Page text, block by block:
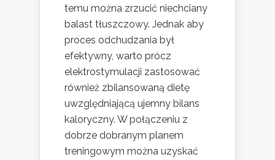
temu można zrzucić niechciany
balast tłuszczowy. Jednak aby
proces odchudzania był
efektywny, warto prócz
elektrostymulacji zastosować
również zbilansowaną dietę
uwzględniającą ujemny bilans
kaloryczny. W połączeniu z
dobrze dobranym planem
treningowym można uzyskać